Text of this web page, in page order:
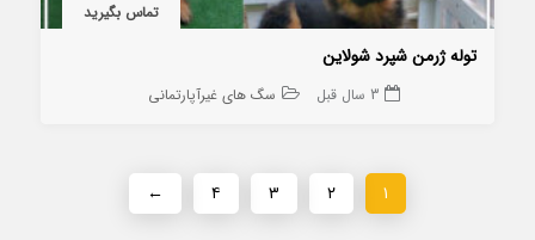
تماس بگیرید
توله ژرمن شپرد شولاین
3 سال قبل سگ های غیرآپارتمانی
۱ ۲ ۳ ۴ ←